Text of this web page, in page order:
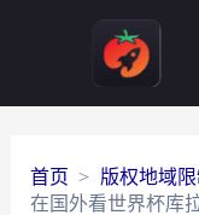
首页
版权地域限
在国外看世界杯库